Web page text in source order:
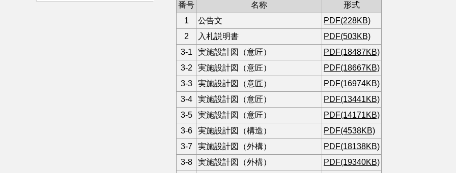
番号 名称
形式
1
公告文
PDF(228KB)
2
入札説明書
PDF(503KB)
3-1
実施設計図（意匠）
PDF(18487KB)
3-2
実施設計図（意匠）
PDF(18667KB)
3-3
実施設計図（意匠）
PDF(16974KB)
3-4
実施設計図（意匠）
PDF(13441KB)
3-5
実施設計図（意匠）
PDF(14171KB)
3-6
実施設計図（構造）
PDF(4538KB)
3-7
実施設計図（外構）
PDF(18138KB)
3-8
実施設計図（外構）
PDF(19340KB)